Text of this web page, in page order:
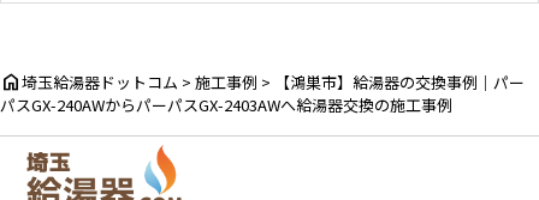
home埼玉給湯器ドットコム > 施工事例 >
【鴻巣市】給湯器の交換事例｜パー
パスGX-240AWからパーパスGX-2403AWへ給湯器交換の施工事例